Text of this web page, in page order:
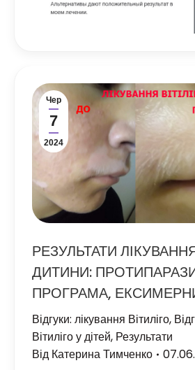
Чер
7
2024
РЕЗУЛЬТАТИ
ДИТИНИ:
ПРОГРАМА,
Відгуки: лікування Вітиліго,
Вітиліго у дітей, Результати
Від Катерина Тимченко